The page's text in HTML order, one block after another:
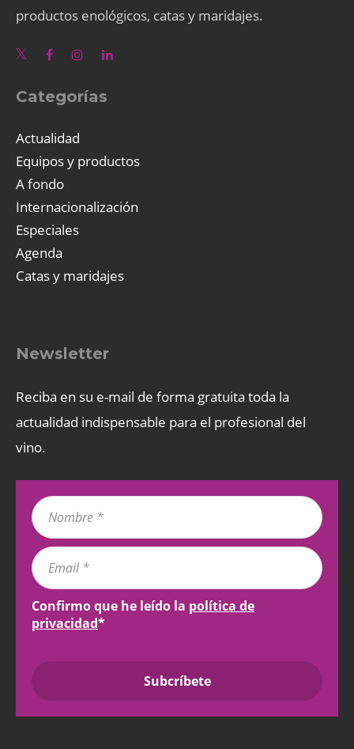
productos enológicos, catas y maridajes.
Categorías
Actualidad
Equipos y productos
A fondo
Internacionalización
Especiales
Agenda
Catas y maridajes
Newsletter
Reciba en su e-mail de forma gratuita toda la
actualidad indispensable para el profesional del
vino.
Confirmo que he leído la política de
privacidad*